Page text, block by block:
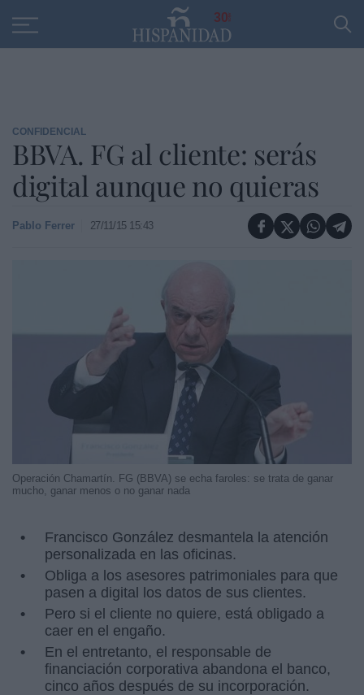
30
CONFIDENCIAL
BBVA. FG al cliente: serás
digital aunque no quieras
Pablo Ferrer 27/11/15 15:43
Operación Chamartín. FG (BBVA) se echa faroles: se trata de ganar
mucho, ganar menos o no ganar nada
Francisco González desmantela la atención
personalizada en las oficinas.
Obliga a los asesores patrimoniales para que
pasen a digital los datos de sus clientes.
Pero si el cliente no quiere, está obligado a
caer en el engaño.
En el entretanto, el responsable de
financiación corporativa abandona el banco,
cinco años después de su incorporación.